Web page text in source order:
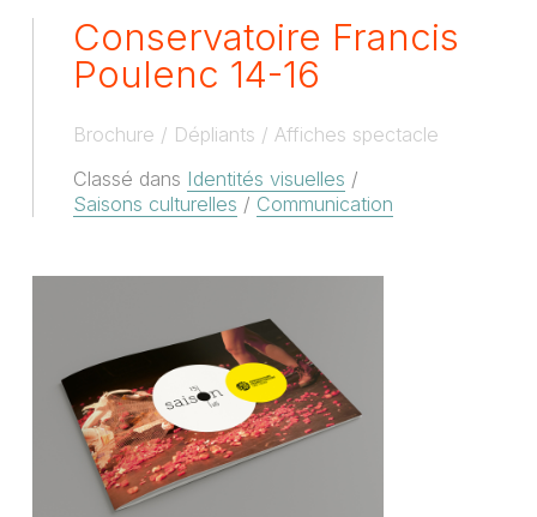
Conservatoire Francis
Poulenc 14-16
Brochure Dépliants
Affiches spectacle
Classé dans Identités visuelles /
Saisons culturelles / Communication